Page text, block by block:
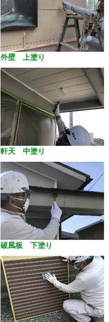
外壁 上塗り
軒天 中塗り
破風板 下塗り